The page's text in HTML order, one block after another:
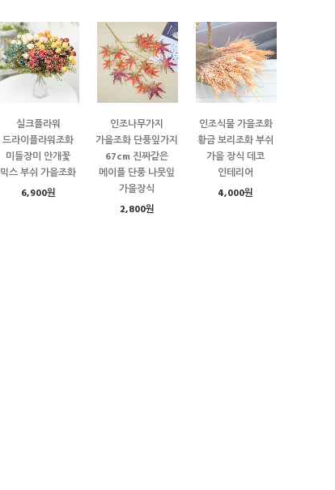
실크플라워
드라이플라워조화
미들장미 안개꽃
믹스 부쉬 가을조화
6,900원
인조나무가지
가을조화 단풍잎가지
67cm 진짜같은
메이플 단풍 나뭇잎
가을장식
2,800원
인조식물 가을조화
황금 보리조화 부쉬
가을 장식 데코
인테리어
4,000원